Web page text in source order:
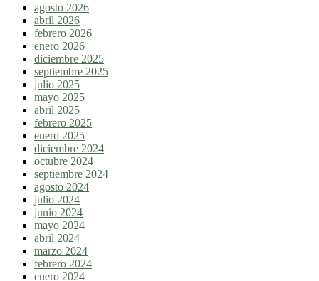
agosto 2026
abril 2026
febrero 2026
enero 2026
diciembre 2025
septiembre 2025
julio 2025
mayo 2025
abril 2025
febrero 2025
enero 2025
diciembre 2024
octubre 2024
septiembre 2024
agosto 2024
julio 2024
junio 2024
mayo 2024
abril 2024
marzo 2024
febrero 2024
enero 2024